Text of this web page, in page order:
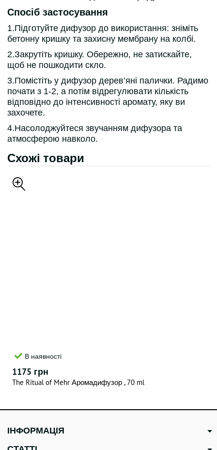
Спосіб застосування
1.Підготуйте дифузор до використання: зніміть
бетонну кришку та захисну мембрану на колбі.
2.Закрутіть кришку. Обережно, не затискайте,
щоб не пошкодити скло.
3.Помістіть у дифузор дерев’яні палички. Радимо
почати з 1-2, а потім відрегулювати кількість
відповідно до інтенсивності аромату, яку ви
захочете.
4.Насолоджуйтеся звучанням дифузора та
атмосферою навколо.
Схожі товари
В наявності
1175 грн
The Ritual of Mehr Аромадифузор , 70 ml
ІНФОРМАЦІЯ